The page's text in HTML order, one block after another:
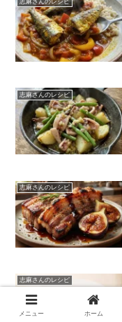
志麻さんのレシピ
志麻さんのレシピ
志麻さんのレシピ
志麻さんのレシピ
メニュー ホーム